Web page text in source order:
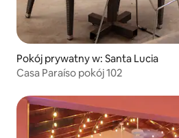
Pokój prywatny w: Santa Lucia
Casa Paraíso pokój 102